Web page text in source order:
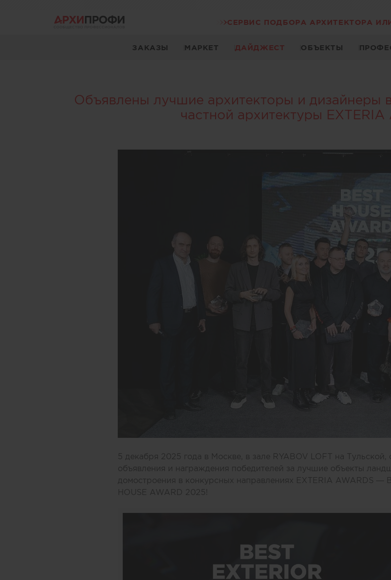
СЕРВИС ПОДБОРА АРХИТЕКТОРА
ЗАКАЗЫ МАРКЕТ ДАЙДЖЕСТ ОБЪЕКТЫ
Объявлены лучшие архитекторы и дизайнеры
частной архитектуры
5 декабря 2025 года в Москве, в зале RYABOV LOFT на
объявления и награждения победителей за лучшие объекты
домостроения в конкурсных направлениях EXTERIA AWARDS —
HOUSE AWARD 2025!